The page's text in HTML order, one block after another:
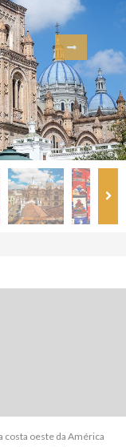
costa oeste da América